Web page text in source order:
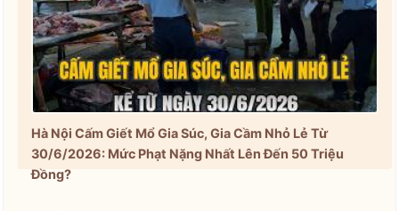
Hà Nội Cấm Giết Mổ Gia Súc, Gia Cầm Nhỏ Lẻ Từ
30/6/2026: Mức Phạt Nặng Nhất Lên Đến 50 Triệu
Đồng?